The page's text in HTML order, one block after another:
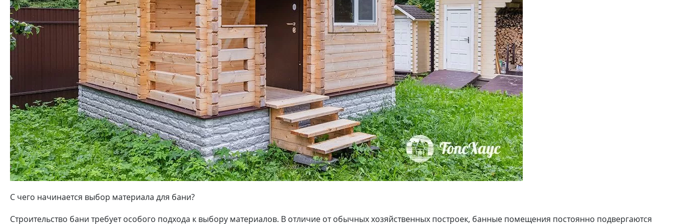
С чего начинается выбор материала для бани?
Строительство бани требует особого подхода к выбору материалов. В отличие от обычных хозяйственных построек, банные помещения постоянно подвергаются